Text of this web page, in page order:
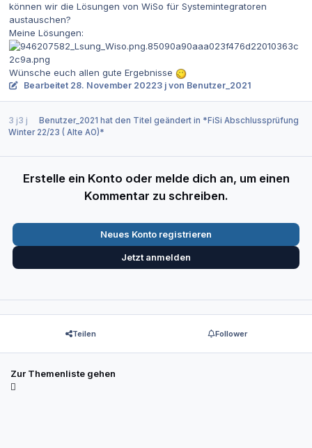
können wir die Lösungen von WiSo für Systemintegratoren
austauschen?
Meine Lösungen:
Wünsche euch allen gute Ergebnisse
Bearbeitet 28. November 20223 j von Benutzer_2021
3 j3 j Benutzer_2021 hat den Titel geändert in *FiSi Abschlussprüfung
Winter 22/23 ( Alte AO)*
Erstelle ein Konto oder melde dich an, um einen
Kommentar zu schreiben.
Neues Konto registrieren
Jetzt anmelden
Teilen Follower
Zur Themenliste gehen